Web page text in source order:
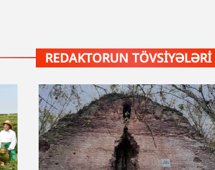
REDAKTORUN TÖVSIYƏLƏRI